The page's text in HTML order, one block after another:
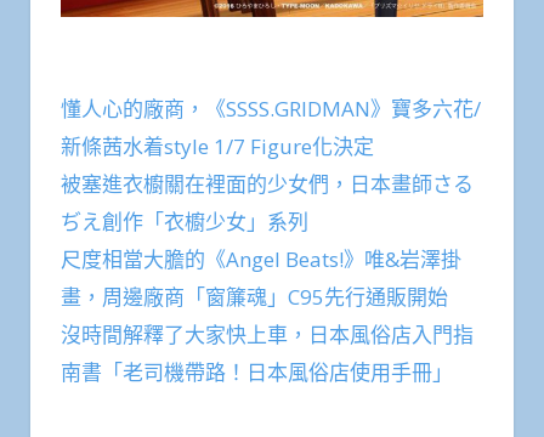
懂人心的廠商，《SSSS.GRIDMAN》寶多六花/
新條茜水着style 1/7 Figure化決定
被塞進衣櫥關在裡面的少女們，日本畫師さる
ぢえ創作「衣櫥少女」系列
尺度相當大膽的《Angel Beats!》唯&岩澤掛
畫，周邊廠商「窗簾魂」C95先行通販開始
沒時間解釋了大家快上車，日本風俗店入門指
南書「老司機帶路！日本風俗店使用手冊」